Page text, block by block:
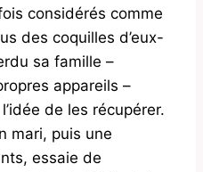
considérés comme
des coquilles d’eux-
sa famille –
appareils –
de les récupérer.
mari, puis une
essaie de